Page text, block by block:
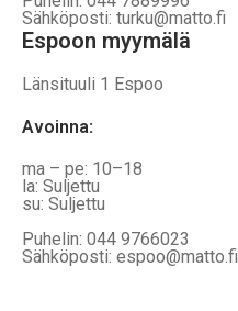
Sähköposti: turku@matto.fi
Espoon myymälä
Länsituuli 1 Espoo
Avoinna:
ma – pe: 10–18
la: Suljettu
su: Suljettu
Puhelin: 044 9766023
Sähköposti: espoo@matto.fi